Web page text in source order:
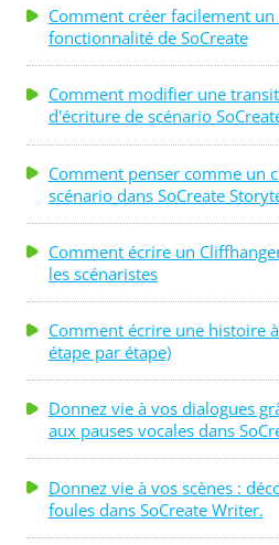
Comment créer facilement
fonctionnalité de SoCreate
Comment modifier une
d'écriture de scénario
Comment penser comme un
scénario dans SoCreate
Comment écrire un
les scénaristes
Comment écrire une histoire
étape par étape)
Donnez vie à vos dialogues
aux pauses vocales dans
Donnez vie à vos scènes :
foules dans SoCreate Writer.